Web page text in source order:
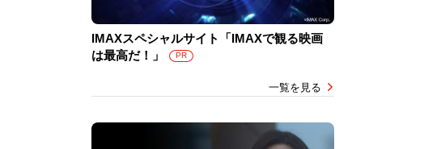
IMAXスペシャルサイト「IMAXで観る映画
は最高だ！」
PR
一覧を見る